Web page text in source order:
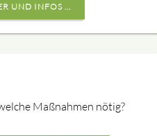
UND INFOS ...
Maßnahmen nötig?